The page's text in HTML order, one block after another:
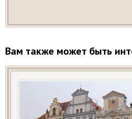
Вам также может быть